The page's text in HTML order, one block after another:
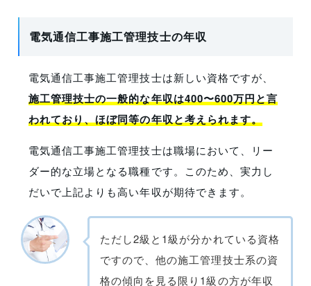
電気通信工事施工管理技士の年収
電気通信工事施工管理技士は新しい資格ですが、
施工管理技士の一般的な年収は400〜600万円と言
われており、ほぼ同等の年収と考えられます。
電気通信工事施工管理技士は職場において、リー
ダー的な立場となる職種です。このため、実力し
だいで上記よりも高い年収が期待できます。
ただし2級と1級が分かれている資格
ですので、他の施工管理技士系の資
格の傾向を見る限り1級の方が年収